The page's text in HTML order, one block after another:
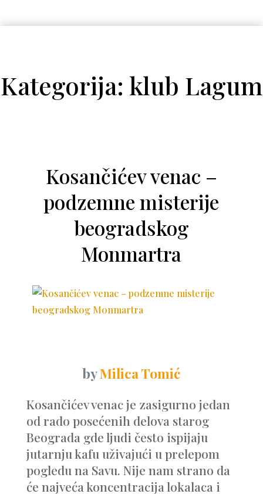
Kategorija: klub Lagum
Kosančićev venac –
podzemne misterije
beogradskog
Monmartra
byMilica Tomić
Kosančićev venac je zasigurno jedan
od rado posećenih delova starog
Beograda gde ljudi često ispijaju
jutarnju kafu uživajući u prelepom
pogledu na Savu. Nije nam strano da
će najveća koncentracija lokalaca i